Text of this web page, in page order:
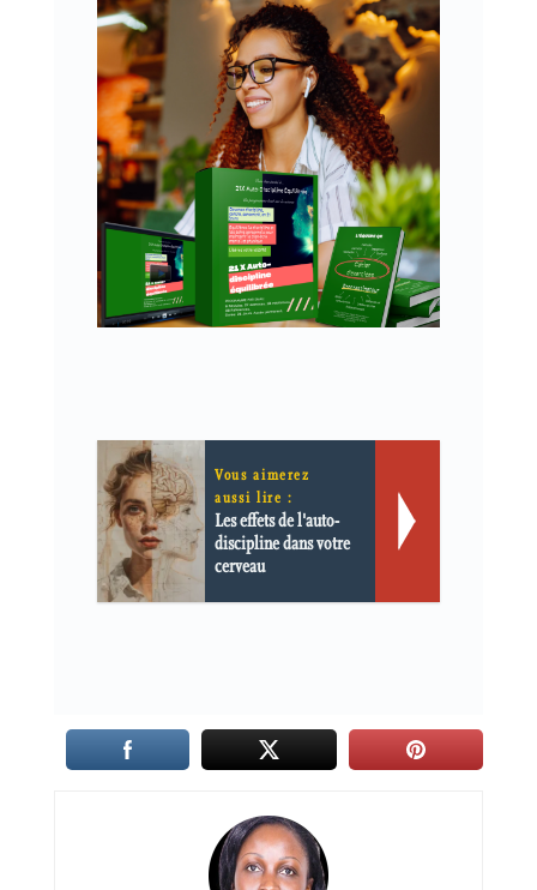
Vous aimerez
aussi lire :
Les effets de l'auto-
discipline dans votre
cerveau